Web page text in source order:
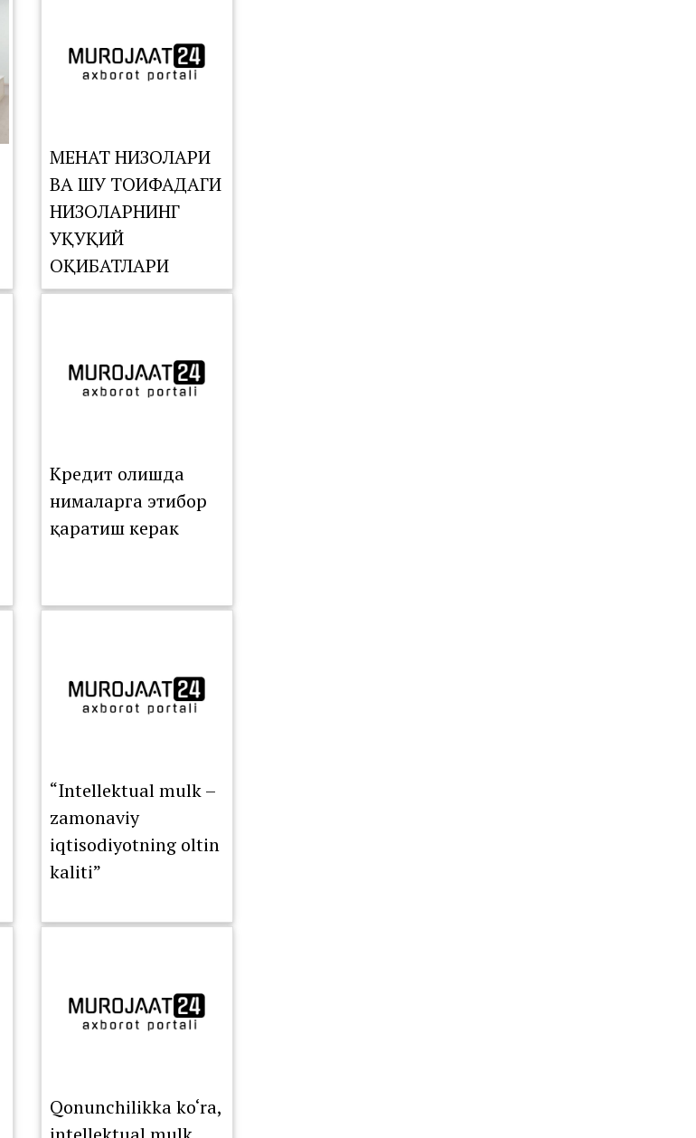
МЕҲНАТ НИЗОЛАРИ
ВА ШУ ТОИФАДАГИ
НИЗОЛАРНИНГ
ҲУҚУҚИЙ
ОҚИБАТЛАРИ
Кредит олишда
нималарга этибор
қаратиш керак
“Intellektual mulk –
zamonaviy
iqtisodiyotning oltin
kaliti”
Qonunchilikka ko‘ra,